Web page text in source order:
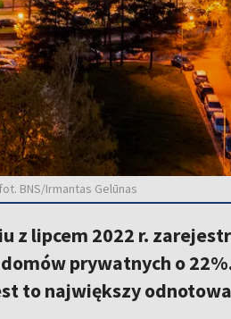
BNS/Irmantas Gelūnas
z lipcem 2022 r.
prywatnych o
to największy